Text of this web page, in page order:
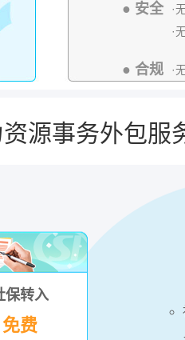
● 安全
·
·
● 合规 ·
源事务外包服
保转入
免费